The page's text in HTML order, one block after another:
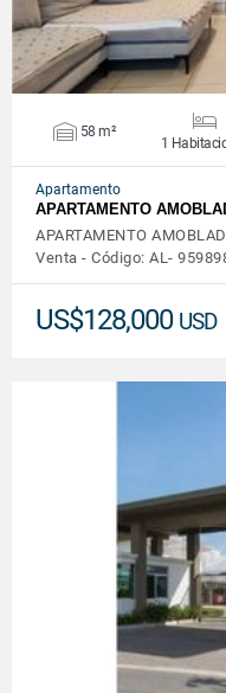
58 m²
1
Apartamento
APARTAMENTO
APARTAMENTO
Venta - Código: AL-
US$128,000 USD